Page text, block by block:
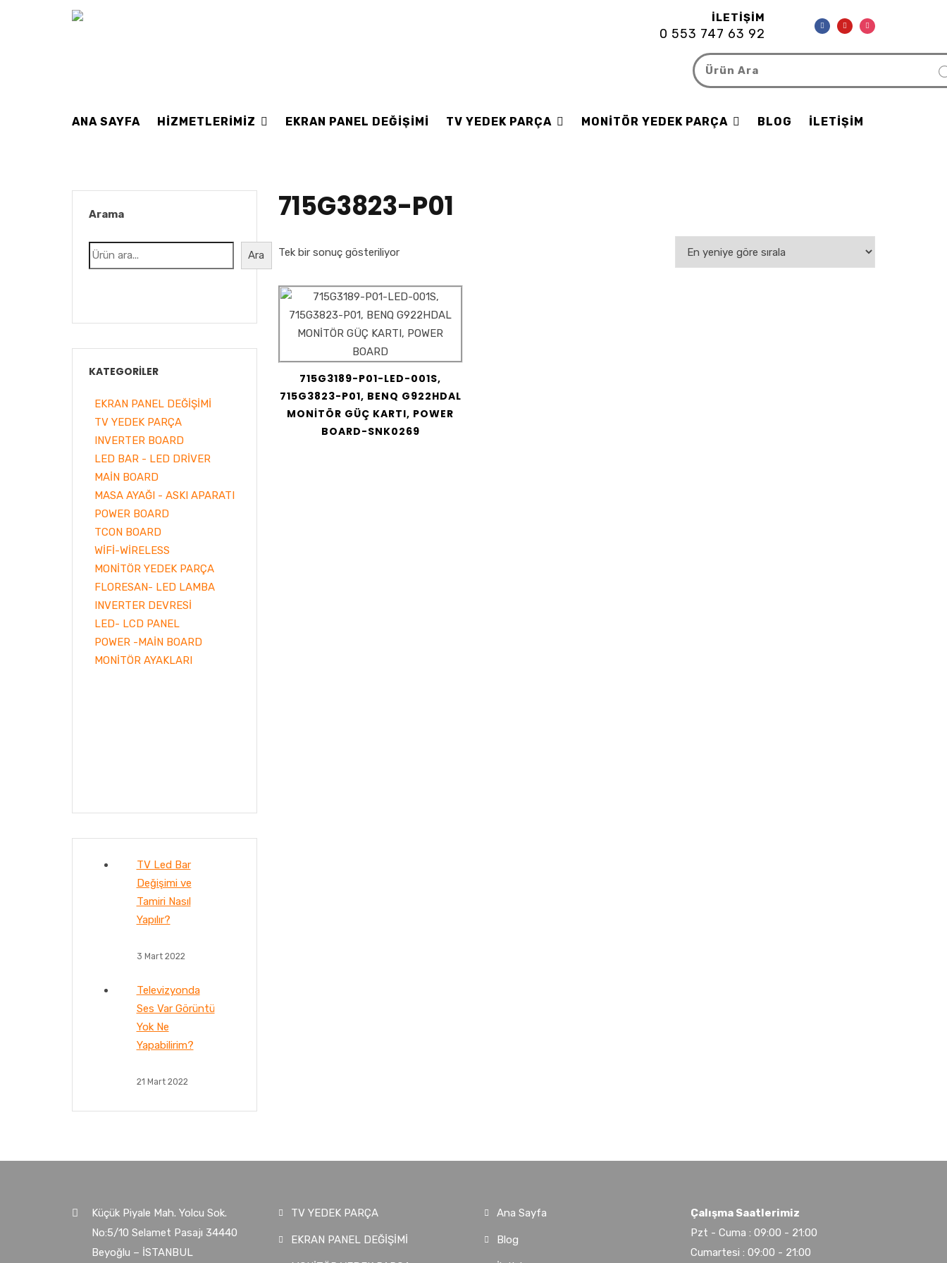
İLETIŞIM
0 553 747 63 92
ANA SAYFA HIZMETLERIMIZ EKRAN PANEL DEĞİŞİMİ TV YEDEK PARÇA MONİTÖR YEDEK PARÇA BLOG İLETIŞIM
715G3823-P01
Tek bir sonuç gösteriliyor
715G3189-P01-LED-001S,
715G3823-P01, BENQ G922HDAL
MONİTÖR GÜÇ KARTI, POWER
BOARD-SNK0269
Arama
Ara
KATEGORILER
EKRAN PANEL DEĞİŞİMİ
TV YEDEK PARÇA
INVERTER BOARD
LED BAR - LED DRİVER
MAİN BOARD
MASA AYAĞI - ASKI APARATI
POWER BOARD
TCON BOARD
WİFİ-WİRELESS
MONİTÖR YEDEK PARÇA
FLORESAN- LED LAMBA
INVERTER DEVRESİ
LED- LCD PANEL
POWER -MAİN BOARD
MONİTÖR AYAKLARI
TV Led Bar
Değişimi ve
Tamiri Nasıl
Yapılır?
3 Mart 2022
Televizyonda
Ses Var Görüntü
Yok Ne
Yapabilirim?
21 Mart 2022
Küçük Piyale Mah. Yolcu Sok.
No:5/10 Selamet Pasajı 34440
Beyoğlu – İSTANBUL
TV YEDEK PARÇA
EKRAN PANEL DEĞİŞİMİ
Ana Sayfa
Blog
Çalışma Saatlerimiz
Pzt - Cuma : 09:00 - 21:00
Cumartesi : 09:00 - 21:00